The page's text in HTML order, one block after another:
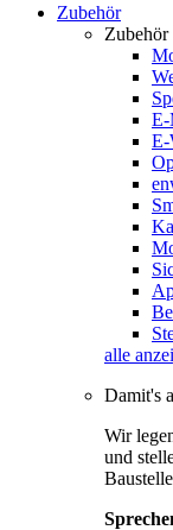
Zubehör
Zubehör
E-
E-
alle
Damit's
Wir
und